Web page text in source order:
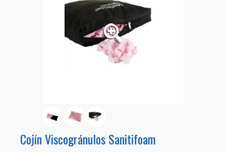
Cojín Viscogránulos Sanitifoam